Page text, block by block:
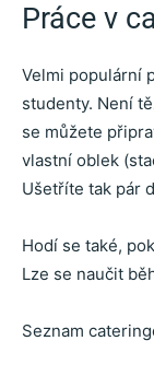
Práce v
Velmi populární
studenty. Není
se můžete
vlastní oblek
Ušetříte tak pár
Hodí se také,
Lze se naučit
Seznam